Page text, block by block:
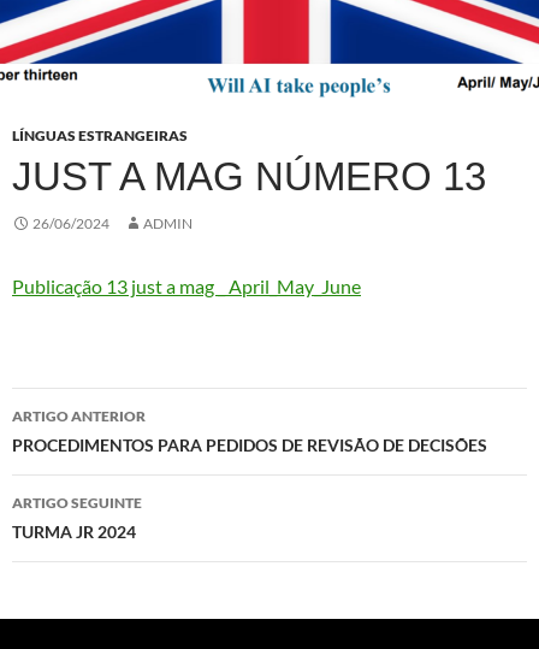
LÍNGUAS ESTRANGEIRAS
JUST A MAG NÚMERO 13
26/06/2024 ADMIN
Publicação 13 just a mag _ April_May_June
Navegação
de
artigos
ARTIGO ANTERIOR
PROCEDIMENTOS PARA PEDIDOS DE REVISÃO DE DECISÕES
ARTIGO SEGUINTE
TURMA JR 2024